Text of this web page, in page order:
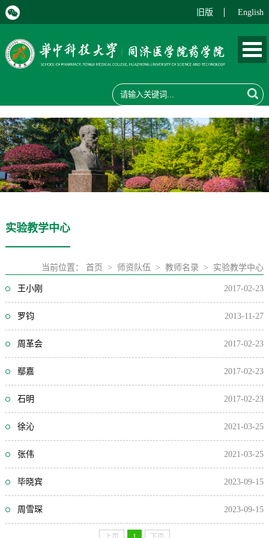
旧版 English
实验教学中心
当前位置：首页 > 师资队伍 >教师名录 > 实验教学中心
王小刚 2017-02-23
罗钧 2013-11-27
周革会 2017-02-23
鄢嘉 2017-02-23
石明 2017-02-23
徐沁 2021-03-25
张伟 2021-03-25
毕晓宾 2023-09-15
周雪琛 2023-09-15